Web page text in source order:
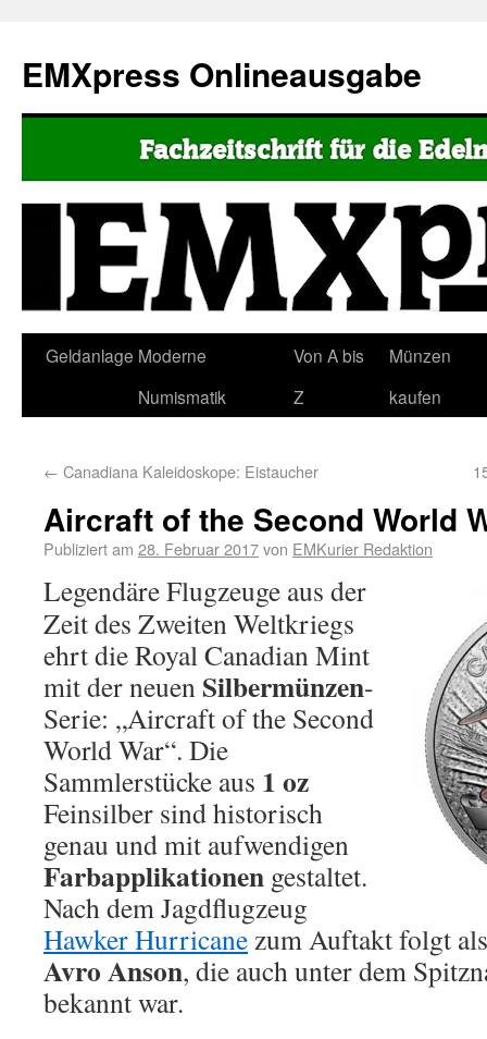
EMXpress Onlineausgabe
Geldanlage Moderne
Numismatik
Von A bis
Z
Münzen
kaufen
← Canadiana Kaleidoskope: Eistaucher
Aircraft of the Second World
Publiziert am 28. Februar 2017von EMKurier Redaktion
Legendäre Flugzeuge aus der
Zeit des Zweiten Weltkriegs
ehrt die Royal Canadian Mint
mit der neuen Silbermünzen-
Serie: „Aircraft of the Second
World War“. Die
Sammlerstücke aus 1 oz
Feinsilber sind historisch
genau und mit aufwendigen
Farbapplikationen gestaltet.
Nach dem Jagdflugzeug
Hawker Hurricanezum Auftakt folgt
Avro Anson, die auch unter dem
bekannt war.